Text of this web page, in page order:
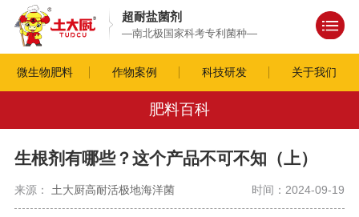
超耐盐菌剂
—南北极国家科考专利菌种—
微生物肥料 作物案例 科技研发 关于我们
肥料百科
生根剂有哪些？这个产品不可不知（上）
来源： 土大厨高耐活极地海洋菌 时间：2024-09-19